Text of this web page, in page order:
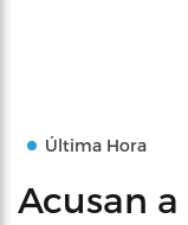
Última Hora
Acusan